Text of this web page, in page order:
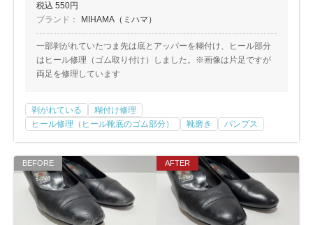
税込 550円
ブランド：
MIHAMA（ミハマ）
一部剥がれていたつま先は底とアッパーを糊付け、ヒール部分
はヒール修理（ゴム取り付け）しました。※画像は片足ですが
両足を修理しています
剥がれている
糊付け修理
ヒール修理（ヒール靴底のゴム部分）
靴磨き パンプス